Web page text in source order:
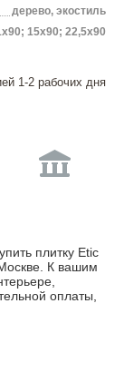
дерево, экостиль
15х90; 22,5х90
1-2 рабочих дня
плитку Etic
К вашим
оплаты,